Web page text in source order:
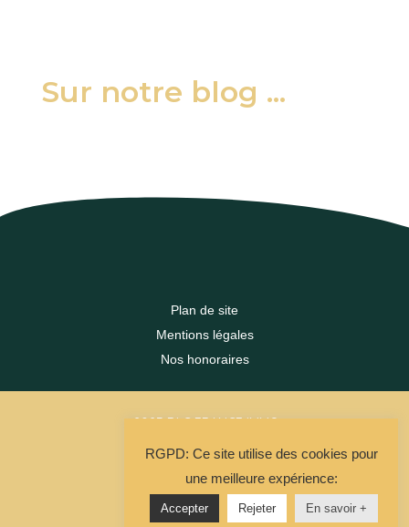
Sur notre blog ...
Plan de site
Mentions légales
Nos honoraires
2023 DLC FRANCE IMMO
La Solution Immo
RGPD: Ce site utilise des cookies pour
une meilleure expérience:
Accepter Rejeter En savoir +